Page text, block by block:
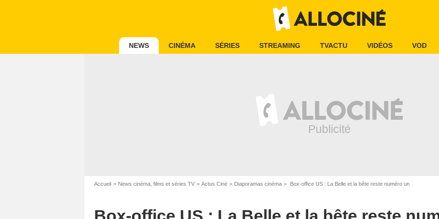
NEWS CINÉMA SÉRIES STREAMING TVACTU VIDÉOS VOD
Accueil News cinéma, films et séries TV Actus Ciné Diaporamas cinéma Box-office US : La Belle et la bête reste numéro un